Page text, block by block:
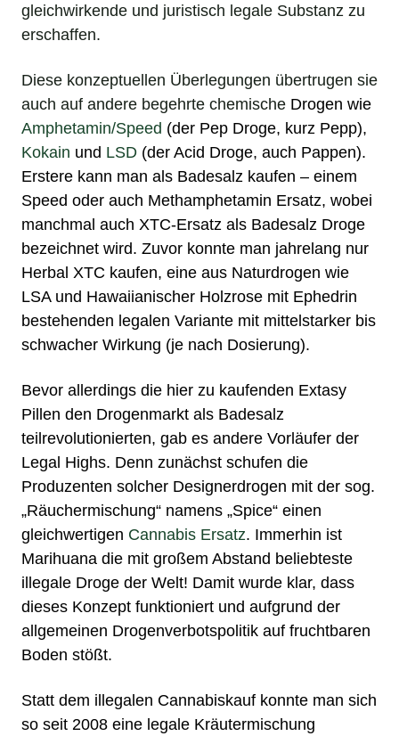
gleichwirkende und juristisch legale Substanz zu
erschaffen.
Diese konzeptuellen Überlegungen übertrugen sie
auch auf andere begehrte chemische Drogen wie
Amphetamin/Speed (der Pep Droge, kurz Pepp),
Kokain und LSD (der Acid Droge, auch Pappen).
Erstere kann man als Badesalz kaufen – einem
Speed oder auch Methamphetamin Ersatz, wobei
manchmal auch XTC-Ersatz als Badesalz Droge
bezeichnet wird. Zuvor konnte man jahrelang nur
Herbal XTC kaufen, eine aus Naturdrogen wie
LSA und Hawaiianischer Holzrose mit Ephedrin
bestehenden legalen Variante mit mittelstarker bis
schwacher Wirkung (je nach Dosierung).
Bevor allerdings die hier zu kaufenden Extasy
Pillen den Drogenmarkt als Badesalz
teilrevolutionierten, gab es andere Vorläufer der
Legal Highs. Denn zunächst schufen die
Produzenten solcher Designerdrogen mit der sog.
„Räuchermischung“ namens „Spice“ einen
gleichwertigen Cannabis Ersatz. Immerhin ist
Marihuana die mit großem Abstand beliebteste
illegale Droge der Welt! Damit wurde klar, dass
dieses Konzept funktioniert und aufgrund der
allgemeinen Drogenverbotspolitik auf fruchtbaren
Boden stößt.
Statt dem illegalen Cannabiskauf konnte man sich
so seit 2008 eine legale Kräutermischung